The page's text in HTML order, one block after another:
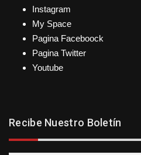
Instagram
My Space
Pagina Faceboock
Pagina Twitter
Youtube
Recibe Nuestro Boletín